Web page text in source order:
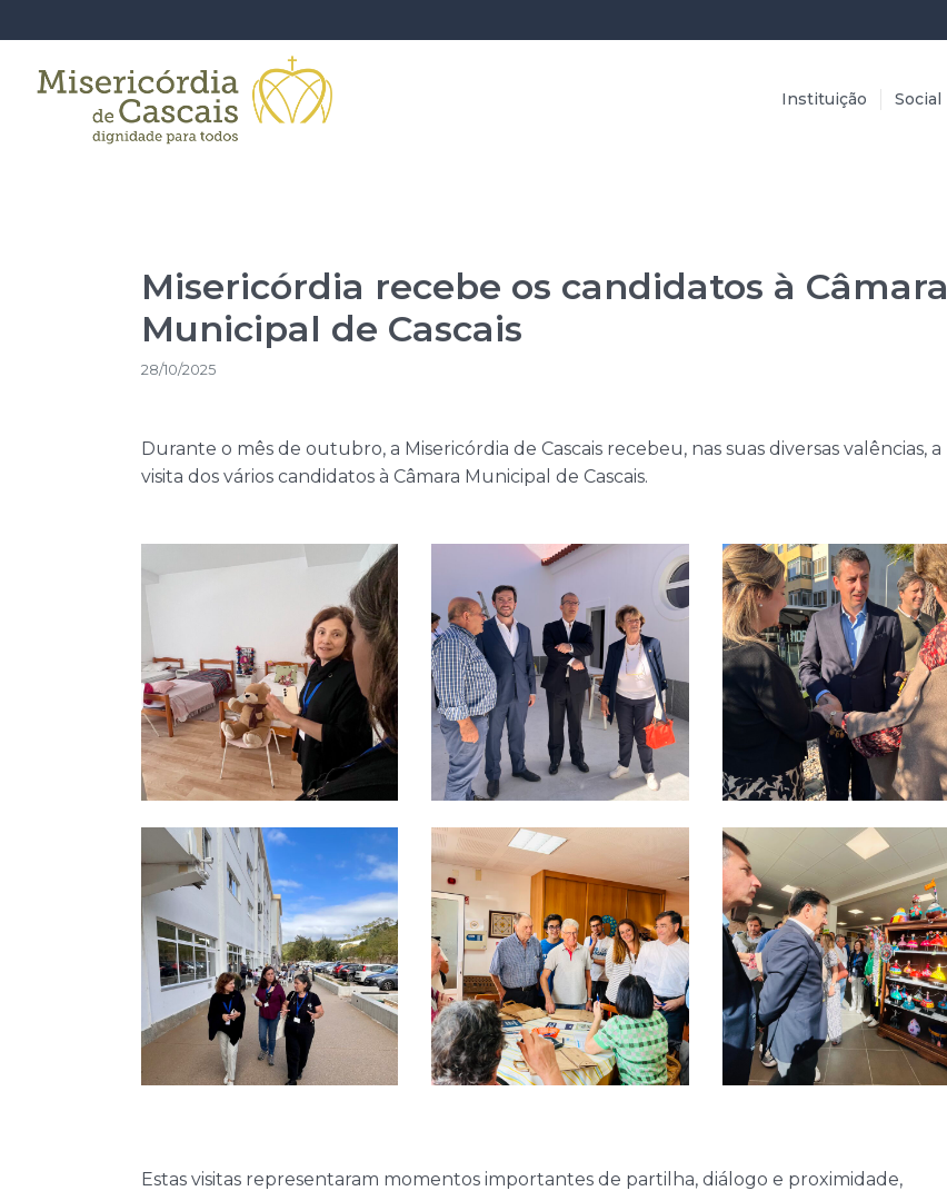
Instituição Social
Misericórdia recebe os candidatos à Câmara
Municipal de Cascais
28/10/2025
Durante o mês de outubro, a Misericórdia de Cascais recebeu, nas suas diversas valências, a
visita dos vários candidatos à Câmara Municipal de Cascais.
Estas visitas representaram momentos importantes de partilha, diálogo e proximidade,